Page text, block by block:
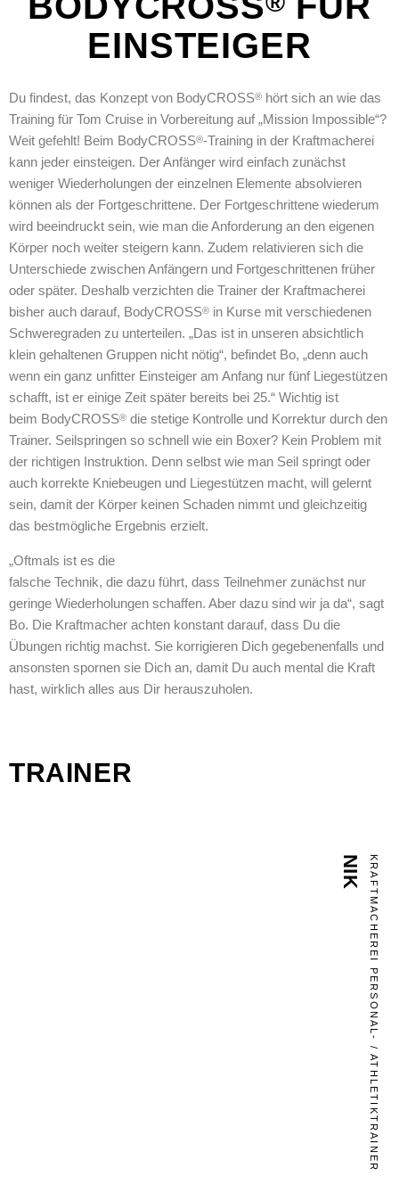
EINSTEIGER
Du findest, das Konzept von BodyCROSS® hört sich an wie das
Training für Tom Cruise in Vorbereitung auf „Mission Impossible“?
Weit gefehlt! Beim BodyCROSS®-Training in der Kraftmacherei
kann jeder einsteigen. Der Anfänger wird einfach zunächst
weniger Wiederholungen der einzelnen Elemente absolvieren
können als der Fortgeschrittene. Der Fortgeschrittene wiederum
wird beeindruckt sein, wie man die Anforderung an den eigenen
Körper noch weiter steigern kann. Zudem relativieren sich die
Unterschiede zwischen Anfängern und Fortgeschrittenen früher
oder später. Deshalb verzichten die Trainer der Kraftmacherei
bisher auch darauf, BodyCROSS® in Kurse mit verschiedenen
Schweregraden zu unterteilen. „Das ist in unseren absichtlich
klein gehaltenen Gruppen nicht nötig“, befindet Bo, „denn auch
wenn ein ganz unfitter Einsteiger am Anfang nur fünf Liegestützen
schafft, ist er einige Zeit später bereits bei 25.“ Wichtig ist
beim BodyCROSS® die stetige Kontrolle und Korrektur durch den
Trainer. Seilspringen so schnell wie ein Boxer? Kein Problem mit
der richtigen Instruktion. Denn selbst wie man Seil springt oder
auch korrekte Kniebeugen und Liegestützen macht, will gelernt
sein, damit der Körper keinen Schaden nimmt und gleichzeitig
das bestmögliche Ergebnis erzielt.
„Oftmals ist es die
falsche Technik, die dazu führt, dass Teilnehmer zunächst nur
geringe Wiederholungen schaffen. Aber dazu sind wir ja da“, sagt
Bo. Die Kraftmacher achten konstant darauf, dass Du die
Übungen richtig machst. Sie korrigieren Dich gegebenenfalls und
ansonsten spornen sie Dich an, damit Du auch mental die Kraft
hast, wirklich alles aus Dir herauszuholen.
TRAINER
KRAFTMACHEREI PERSONAL- / ATHLETIKTRAINER
NIK